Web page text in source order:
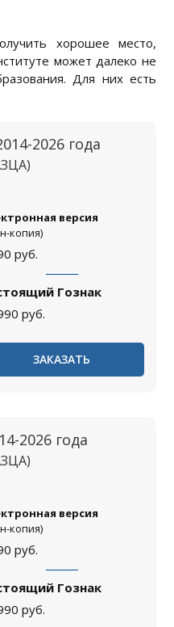
хорошее место,
может далеко не
Для них есть
2026 года
версия
копия)
руб.
Гознак
руб.
ЗАКАЗАТЬ
2026 года
версия
копия)
руб.
Гознак
руб.